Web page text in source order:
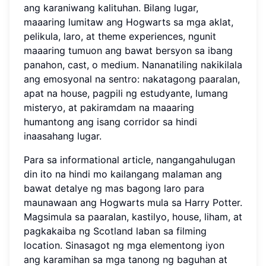
ang karaniwang kalituhan. Bilang lugar,
maaaring lumitaw ang Hogwarts sa mga aklat,
pelikula, laro, at theme experiences, ngunit
maaaring tumuon ang bawat bersyon sa ibang
panahon, cast, o medium. Nananatiling nakikilala
ang emosyonal na sentro: nakatagong paaralan,
apat na house, pagpili ng estudyante, lumang
misteryo, at pakiramdam na maaaring
humantong ang isang corridor sa hindi
inaasahang lugar.
Para sa informational article, nangangahulugan
din ito na hindi mo kailangang malaman ang
bawat detalye ng mas bagong laro para
maunawaan ang Hogwarts mula sa Harry Potter.
Magsimula sa paaralan, kastilyo, house, liham, at
pagkakaiba ng Scotland laban sa filming
location. Sinasagot ng mga elementong iyon
ang karamihan sa mga tanong ng baguhan at